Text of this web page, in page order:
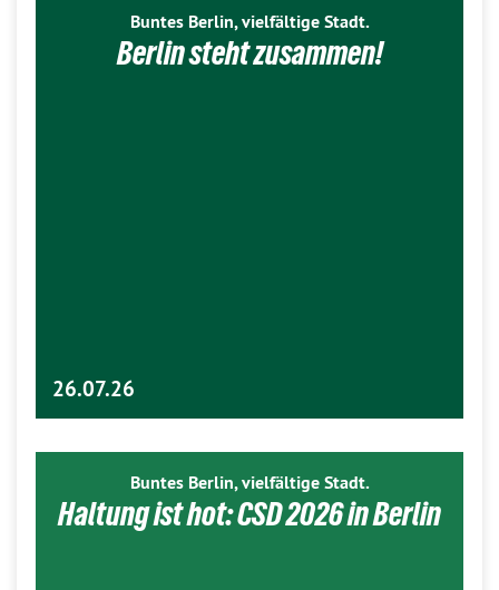
Buntes Berlin, vielfältige Stadt.
Berlin steht zusammen!
26.07.26
Buntes Berlin, vielfältige Stadt.
Haltung ist hot: CSD 2026 in Berlin